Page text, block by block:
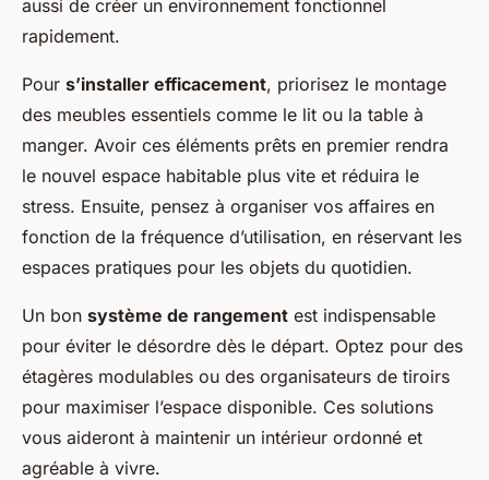
aussi de créer un environnement fonctionnel
rapidement.
Pour s’installer efficacement, priorisez le montage
des meubles essentiels comme le lit ou la table à
manger. Avoir ces éléments prêts en premier rendra
le nouvel espace habitable plus vite et réduira le
stress. Ensuite, pensez à organiser vos affaires en
fonction de la fréquence d’utilisation, en réservant les
espaces pratiques pour les objets du quotidien.
Un bon système de rangement est indispensable
pour éviter le désordre dès le départ. Optez pour des
étagères modulables ou des organisateurs de tiroirs
pour maximiser l’espace disponible. Ces solutions
vous aideront à maintenir un intérieur ordonné et
agréable à vivre.